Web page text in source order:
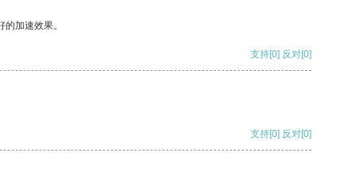
加速效果。
支持[0] 反对[0]
支持[0] 反对[0]